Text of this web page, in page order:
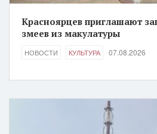
Красноярцев приглашают
змеев из макулатуры
НОВОСТИ КУЛЬТУРА 07.08.2026